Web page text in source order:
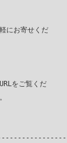
にお寄せくだ
をご覧くだ